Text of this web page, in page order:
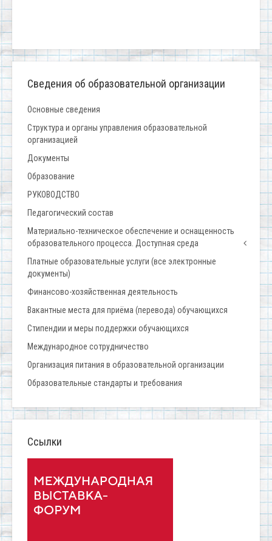
Сведения об образовательной организации
Основные сведения
Структура и органы управления образовательной
организацией
Документы
Образование
РУКОВОДСТВО
Педагогический состав
Материально-техническое обеспечение и оснащенность
образовательного процесса. Доступная среда
Платные образовательные услуги (все электронные
документы)
Финансово-хозяйственная деятельность
Вакантные места для приёма (перевода) обучающихся
Стипендии и меры поддержки обучающихся
Международное сотрудничество
Организация питания в образовательной организации
Образовательные стандарты и требования
Ссылки